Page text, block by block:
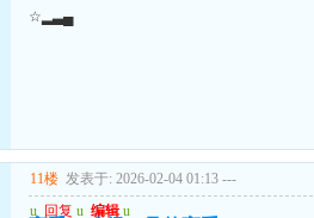
☆▂▃▄
11楼 发表于: 2026-02-04 01:13 ---
u 回复 u 编辑 u